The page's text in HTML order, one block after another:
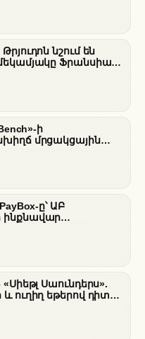
նշում են
Ֆրանսիայի
ի
մրցակցային
ը՝ ԱԲ
ինքնավար
ապահովելու
Սաունդերս».
ուղիղ եթերով դիտել